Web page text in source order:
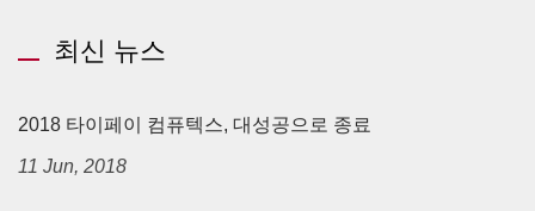
최신 뉴스
2018 타이페이 컴퓨텍스, 대성공으로 종료
11 Jun, 2018